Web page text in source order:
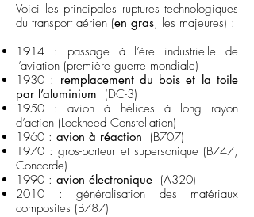
Voici les principales ruptures technologiques
du transport aérien (en gras, les majeures) :
1914 : passage à l’ère industrielle de
l’aviation (première guerre mondiale)
1930 : remplacement du bois et la toile
par l’aluminium (DC-3)
1950 : avion à hélices à long rayon
d’action (Lockheed Constellation)
1960 : avion à réaction (B707)
1970 : gros-porteur et supersonique (B747,
Concorde)
1990 : avion électronique (A320)
2010 : généralisation des matériaux
composites (B787)